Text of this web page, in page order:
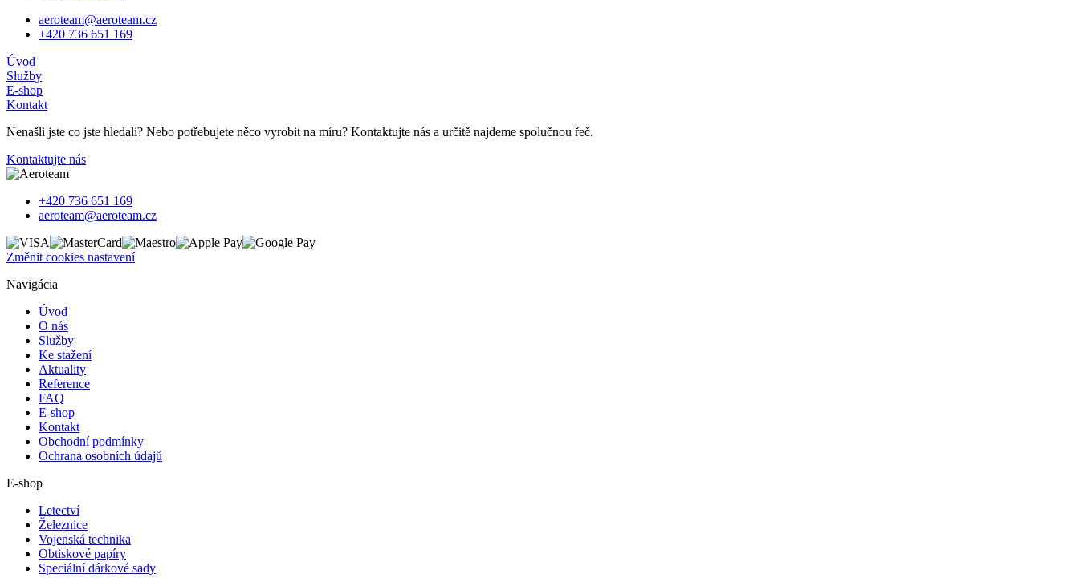
aeroteam@aeroteam.cz
+420 736 651 169
Úvod
Služby
E-shop
Kontakt
Nenašli jste co jste hledali? Nebo potřebujete něco vyrobit na míru? Kontaktujte nás a určitě najdeme spolučnou řeč.
Kontaktujte nás
+420 736 651 169
aeroteam@aeroteam.cz
Změnit cookies nastavení
Navigácia
Úvod
O nás
Služby
Ke stažení
Aktuality
Reference
FAQ
E-shop
Kontakt
Obchodní podmínky
Ochrana osobních údajů
E-shop
Letectví
Železnice
Vojenská technika
Obtiskové papíry
Speciální dárkové sady